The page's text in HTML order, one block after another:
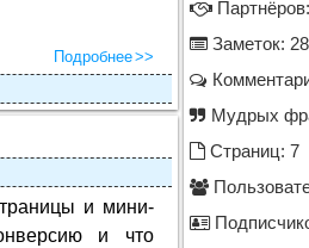
Подробнее
и мини-
и что
Заметок: 28
Мудрых
Страниц: 7